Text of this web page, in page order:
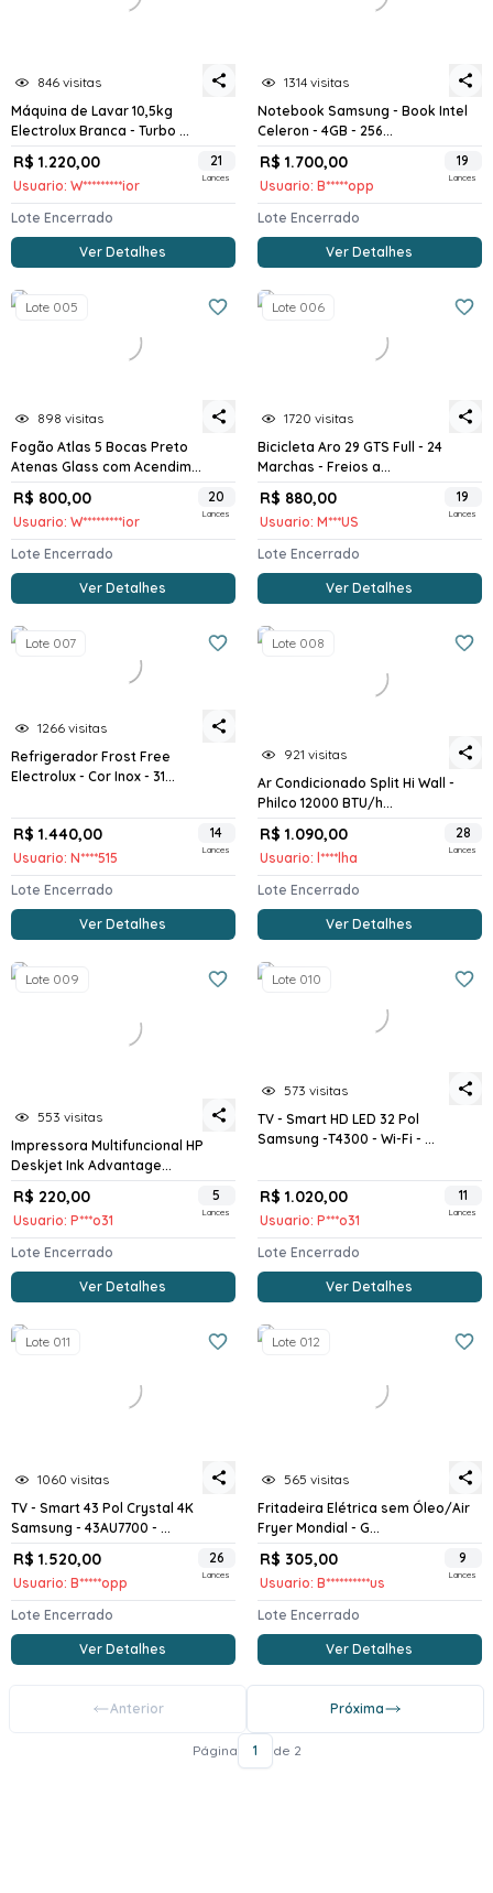
846 visitas
Máquina de Lavar 10,5kg
Electrolux Branca - Turbo ...
R$ 1.220,00
Usuario: W*********ior
21
Lances
Lote Encerrado
Ver Detalhes
1314 visitas
Notebook Samsung - Book Intel
Celeron - 4GB - 256...
R$ 1.700,00
Usuario: B*****opp
19
Lances
Lote Encerrado
Ver Detalhes
Lote 005
898 visitas
Fogão Atlas 5 Bocas Preto
Atenas Glass com Acendim...
R$ 800,00
Usuario: W*********ior
20
Lances
Lote Encerrado
Ver Detalhes
Lote 006
1720 visitas
Bicicleta Aro 29 GTS Full - 24
Marchas - Freios a...
R$ 880,00
Usuario: M***US
19
Lances
Lote Encerrado
Ver Detalhes
Lote 007
1266 visitas
Refrigerador Frost Free
Electrolux - Cor Inox - 31...
R$ 1.440,00
Usuario: N****515
14
Lances
Lote Encerrado
Ver Detalhes
Lote 008
921 visitas
Ar Condicionado Split Hi Wall -
Philco 12000 BTU/h...
R$ 1.090,00
Usuario: l****lha
28
Lances
Lote Encerrado
Ver Detalhes
Lote 009
553 visitas
Impressora Multifuncional HP
Deskjet Ink Advantage...
R$ 220,00
Usuario: P***o31
5
Lances
Lote Encerrado
Ver Detalhes
Lote 010
573 visitas
TV - Smart HD LED 32 Pol
Samsung -T4300 - Wi-Fi - ...
R$ 1.020,00
Usuario: P***o31
11
Lances
Lote Encerrado
Ver Detalhes
Lote 011
1060 visitas
TV - Smart 43 Pol Crystal 4K
Samsung - 43AU7700 - ...
R$ 1.520,00
Usuario: B*****opp
26
Lances
Lote Encerrado
Ver Detalhes
Lote 012
565 visitas
Fritadeira Elétrica sem Óleo/Air
Fryer Mondial - G...
R$ 305,00
Usuario: B**********us
9
Lances
Lote Encerrado
Ver Detalhes
Anterior Próxima
Página 1 de 2